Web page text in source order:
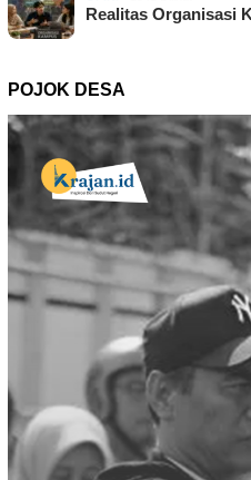
Realitas Organisasi
POJOK DESA